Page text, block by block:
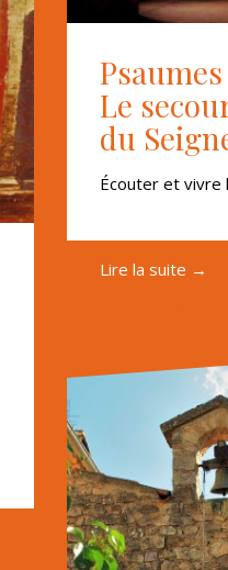
Le
du
Écouter et vivre
Lire la suite →